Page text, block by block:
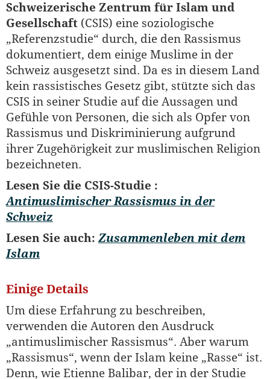
Schweizerische Zentrum für Islam und
Gesellschaft (CSIS) eine soziologische
„Referenzstudie“ durch, die den Rassismus
dokumentiert, dem einige Muslime in der
Schweiz ausgesetzt sind. Da es in diesem Land
kein rassistisches Gesetz gibt, stützte sich das
CSIS in seiner Studie auf die Aussagen und
Gefühle von Personen, die sich als Opfer von
Rassismus und Diskriminierung aufgrund
ihrer Zugehörigkeit zur muslimischen Religion
bezeichneten.
Lesen Sie die CSIS-Studie :
Antimuslimischer Rassismus in der
Schweiz
Lesen Sie auch: Zusammenleben mit dem
Islam
Einige Details
Um diese Erfahrung zu beschreiben,
verwenden die Autoren den Ausdruck
„antimuslimischer Rassismus“. Aber warum
„Rassismus“, wenn der Islam keine „Rasse“ ist.
Denn, wie Etienne Balibar, der in der Studie